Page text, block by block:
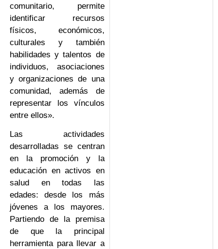
comunitario, permite
identificar recursos
físicos, económicos,
culturales y también
habilidades y talentos de
individuos, asociaciones
y organizaciones de una
comunidad, además de
representar los vínculos
entre ellos».
Las actividades
desarrolladas se centran
en la promoción y la
educación en activos en
salud en todas las
edades: desde los más
jóvenes a los mayores.
Partiendo de la premisa
de que la principal
herramienta para llevar a